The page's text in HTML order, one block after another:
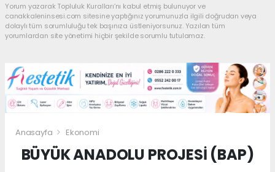
Yorum yazarak Topluluk Kuralları’nı kabul etmiş bulunuyor ve
canakkaleninsesi.com sitesine yaptığınız yorumunuzla ilgili doğrudan veya
dolaylı tüm sorumluluğu tek başınıza üstleniyorsunuz. Yazılan tüm
yorumlardan site yönetimi hiçbir şekilde sorumlu tutulamaz.
Anasayfa Ekonomi
BÜYÜK ANADOLU PROJESİ (BAP)